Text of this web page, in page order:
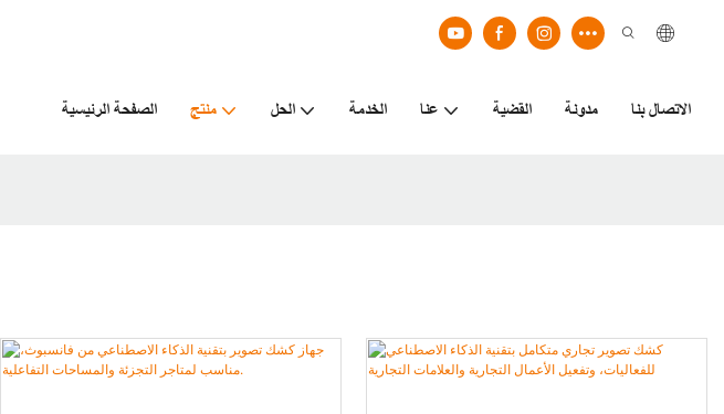
الصفحة الرئيسية منتج الحل الخدمة عنا القضية مدونة الاتصال بنا